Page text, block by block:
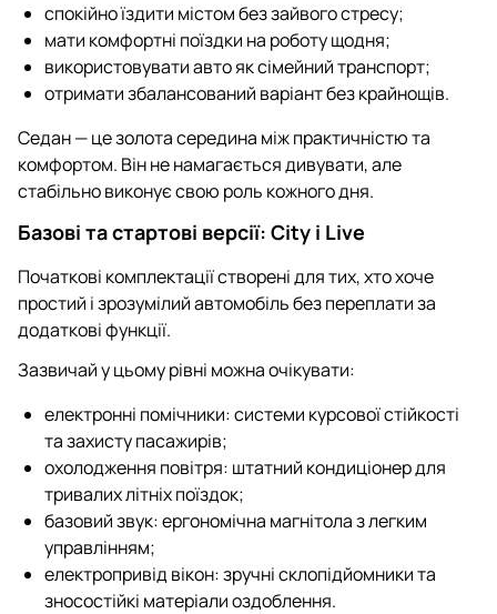
спокійно їздити містом без зайвого стресу;
мати комфортні поїздки на роботу щодня;
використовувати авто як сімейний транспорт;
отримати збалансований варіант без крайнощів.
Седан — це золота середина між практичністю та
комфортом. Він не намагається дивувати, але
стабільно виконує свою роль кожного дня.
Базові та стартові версії: City і Live
Початкові комплектації створені для тих, хто хоче
простий і зрозумілий автомобіль без переплати за
додаткові функції.
Зазвичай у цьому рівні можна очікувати:
електронні помічники: системи курсової стійкості
та захисту пасажирів;
охолодження повітря: штатний кондиціонер для
тривалих літніх поїздок;
базовий звук: ергономічна магнітола з легким
управлінням;
електропривід вікон: зручні склопідйомники та
зносостійкі матеріали оздоблення.